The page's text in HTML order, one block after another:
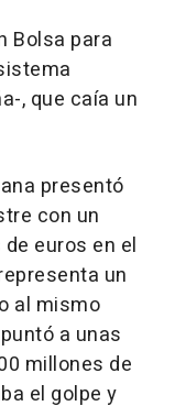
Bolsa para
, que caía un
presentó
con un
euros en el
un
al mismo
a unas
millones de
el golpe y